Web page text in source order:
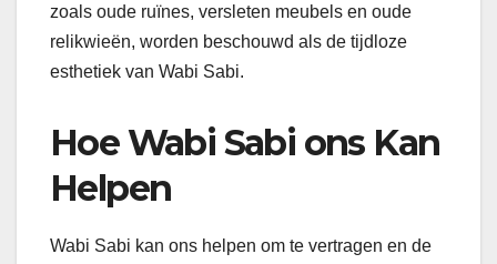
zoals oude ruïnes, versleten meubels en oude
relikwieën, worden beschouwd als de tijdloze
esthetiek van Wabi Sabi.
Hoe Wabi Sabi ons Kan
Helpen
Wabi Sabi kan ons helpen om te vertragen en de